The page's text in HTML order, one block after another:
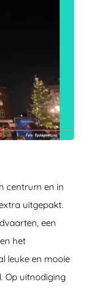
centrum en in
uitgepakt.
een
het
leuke en mooie
Op uitnodiging